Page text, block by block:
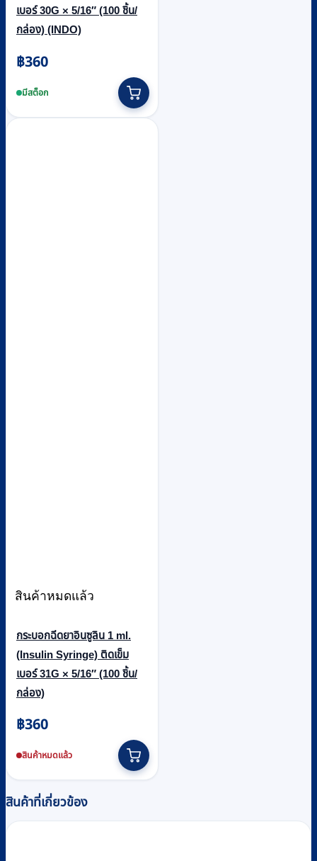
เบอร์ 30G × 5/16″ (100 ชิ้น/
กล่อง) (INDO)
฿360
มีสต็อก
สินค้าหมดแล้ว
กระบอกฉีดยาอินซูลิน 1 ml.
(Insulin Syringe) ติดเข็ม
เบอร์ 31G × 5/16″ (100 ชิ้น/
กล่อง)
฿360
สินค้าหมดแล้ว
สินค้าที่เกี่ยวข้อง